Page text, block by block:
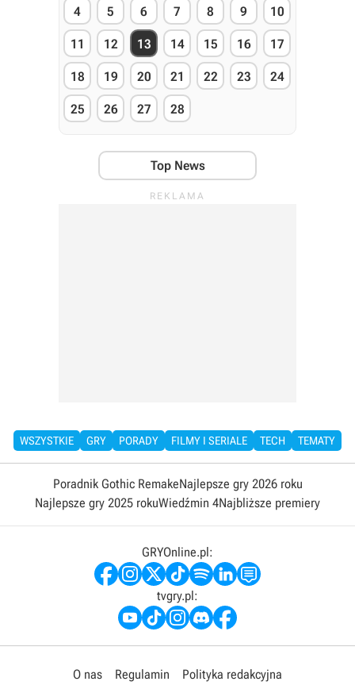
4 5 6 7 8 9 10
11 12 13 14 15 16 17
18 19 20 21 22 23 24
25 26 27 28
Top News
WSZYSTKIE GRY PORADY FILMY I SERIALE TECH TEMATY
Poradnik Gothic RemakeNajlepsze gry 2026 roku
Najlepsze gry 2025 rokuWiedźmin 4Najbliższe premiery
GRYOnline.pl:
tvgry.pl:
O nas Regulamin Polityka redakcyjna